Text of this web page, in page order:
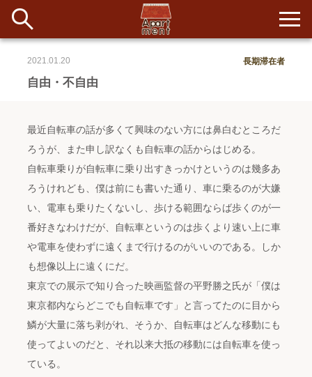
#アイデア #イベント #インド #エッセイ #ボツ
#マルシェ
#日記
イベント&ショップ
長期滞在者&more
アパートメントについて
寄付について
配信
入居者一覧
自由・不自由
2021.01.20 長期滞在者
最近自転車の話が多くて興味のない方には鼻白むところだ
ろうが、また申し訳なくも自転車の話からはじめる。
自転車乗りが自転車に乗り出すきっかけというのは幾多あ
ろうけれども、僕は前にも書いた通り、車に乗るのが大嫌
い、電車も乗りたくないし、歩ける範囲ならば歩くのが一
番好きなわけだが、自転車というのは歩くより速い上に車
や電車を使わずに遠くまで行けるのがいいのである。しか
も想像以上に遠くにだ。
東京での展示で知り合った映画監督の平野勝之氏が「僕は
東京都内ならどこでも自転車です」と言ってたのに目から
鱗が大量に落ち剥がれ、そうか、自転車はどんな移動にも
使ってよいのだと、それ以来大抵の移動には自転車を使っ
ている。